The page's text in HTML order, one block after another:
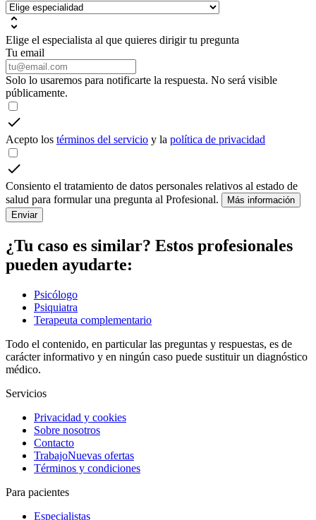
Elige el especialista al que quieres dirigir tu pregunta
Tu email
Solo lo usaremos para notificarte la respuesta. No será visible
públicamente.
Acepto los términos del servicio y la política de privacidad
Consiento el tratamiento de datos personales relativos al estado de
salud para formular una pregunta al Profesional.
Más información
Enviar
¿Tu caso es similar? Estos profesionales
pueden ayudarte:
Psicólogo
Psiquiatra
Terapeuta complementario
Todo el contenido, en particular las preguntas y respuestas, es de
carácter informativo y en ningún caso puede sustituir un diagnóstico
médico.
Servicios
Privacidad y cookies
Sobre nosotros
Contacto
TrabajoNuevas ofertas
Términos y condiciones
Para pacientes
Especialistas